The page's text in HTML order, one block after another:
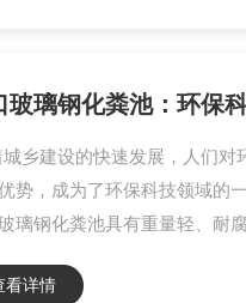
玻璃钢化粪池：环保
城乡建设的快速发展，人们
势，成为了环保科技领域的
璃钢化粪池具有重量轻、耐
看详情